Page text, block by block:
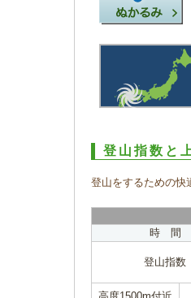
登山指数と
登山をするための快
時 間
登山指数